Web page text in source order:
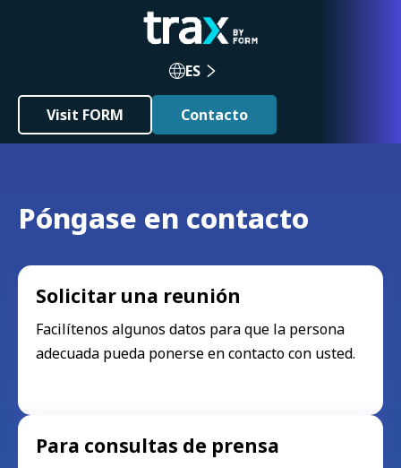
ES
Visit FORM Contacto
Póngase en contacto
Solicitar una reunión
Facilítenos algunos datos para que la persona
adecuada pueda ponerse en contacto con usted.
Para consultas de prensa